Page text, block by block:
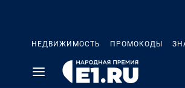
НЕДВИЖИМОСТЬ ПРОМОКОДЫ